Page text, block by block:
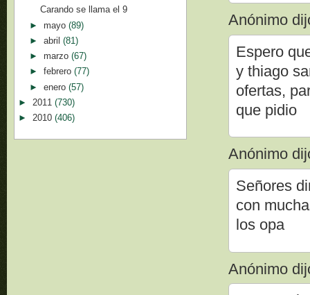
Anónimo
Espero
y thiago
ofertas,
que pidio
Anónimo
Señores
con
los opa
Anónimo
Carando se llama el 9
► mayo (89)
► abril (81)
► marzo (67)
► febrero (77)
► enero (57)
► 2011 (730)
► 2010 (406)